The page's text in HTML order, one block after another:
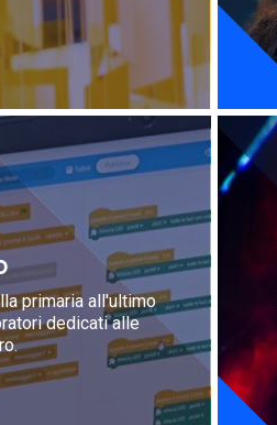
primaria all'ultimo
dedicati alle